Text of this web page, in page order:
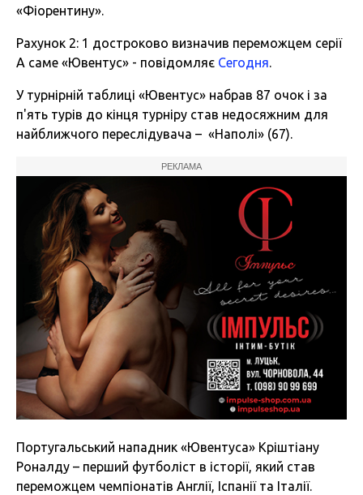
«Фіорентину».
Рахунок 2: 1 достроково визначив переможцем серії
А саме «Ювентус» - повідомляє Сегодня.
У турнірній таблиці «Ювентус» набрав 87 очок і за
п'ять турів до кінця турніру став недосяжним для
найближчого переслідувача – «Наполі» (67).
РЕКЛАМА
Португальський нападник «Ювентуса» Кріштіану
Роналду – перший футболіст в історії, який став
переможцем чемпіонатів Англії, Іспанії та Італії.